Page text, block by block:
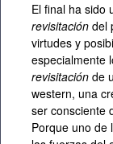
El final ha sido
revisitación del
virtudes y
especialmente
revisitación de
western, una
ser consciente
Porque uno de